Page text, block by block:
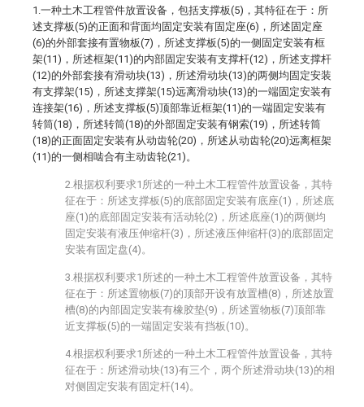
1.一种土木工程管件放置设备，包括支撑板(5)，其特征在于：所
述支撑板(5)的正面和背面均固定安装有固定座(6)，所述固定座
(6)的外部套接有置物板(7)，所述支撑板(5)的一侧固定安装有框
架(11)，所述框架(11)的内部固定安装有支撑杆(12)，所述支撑杆
(12)的外部套接有滑动块(13)，所述滑动块(13)的两侧均固定安装
有支撑架(15)，所述支撑架(15)远离滑动块(13)的一端固定安装有
连接架(16)，所述支撑板(5)顶部靠近框架(11)的一端固定安装有
转筒(18)，所述转筒(18)的外部固定安装有钢索(19)，所述转筒
(18)的正面固定安装有从动齿轮(20)，所述从动齿轮(20)远离框架
(11)的一侧相啮合有主动齿轮(21)。
2.根据权利要求1所述的一种土木工程管件放置设备，其特
征在于：所述支撑板(5)的底部固定安装有底座(1)，所述底
座(1)的底部固定安装有活动轮(2)，所述底座(1)的两侧均
固定安装有液压伸缩杆(3)，所述液压伸缩杆(3)的底部固定
安装有固定盘(4)。
3.根据权利要求1所述的一种土木工程管件放置设备，其特
征在于：所述置物板(7)的顶部开设有放置槽(8)，所述放置
槽(8)的内部固定安装有橡胶垫(9)，所述置物板(7)顶部靠
近支撑板(5)的一端固定安装有挡板(10)。
4.根据权利要求1所述的一种土木工程管件放置设备，其特
征在于：所述滑动块(13)有三个，两个所述滑动块(13)的相
对侧固定安装有固定杆(14)。